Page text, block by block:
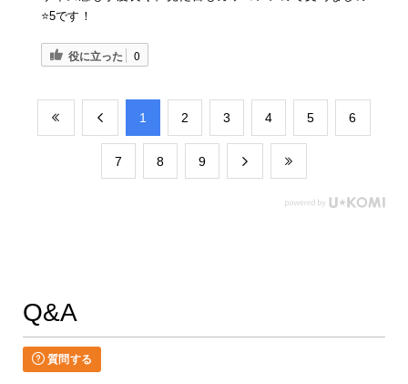
⭐️5です！
役に立った 0
​1 ​2 ​3 ​4 ​5 ​6
​7 ​8 ​9
Q&A
質問する